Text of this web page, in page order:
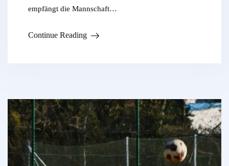
empfängt die Mannschaft…
Continue Reading